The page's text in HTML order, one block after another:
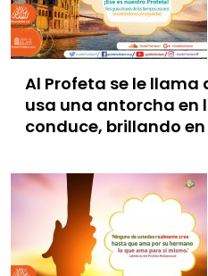
Al Profeta se le
usa una antorcha en
conduce, brillando